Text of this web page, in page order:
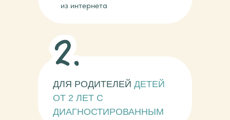
из интернета
ДЛЯ РОДИТЕЛЕЙ ДЕТЕЙ
ОТ 2 ЛЕТ С
ДИАГНОСТИРОВАННЫМ